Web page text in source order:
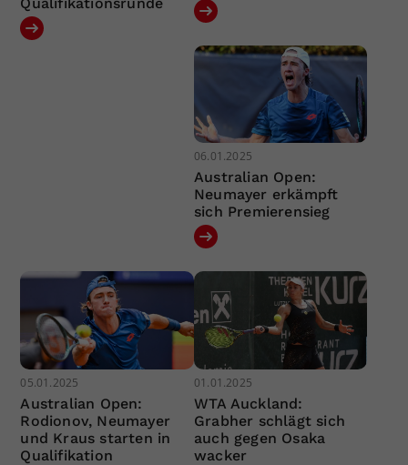
06.01.2025
Australian Open:
Neumayer erkämpft
sich Premierensieg
05.01.2025
Australian Open:
Rodionov, Neumayer
und Kraus starten in
Qualifikation
01.01.2025
WTA Auckland:
Grabher schlägt sich
auch gegen Osaka
wacker